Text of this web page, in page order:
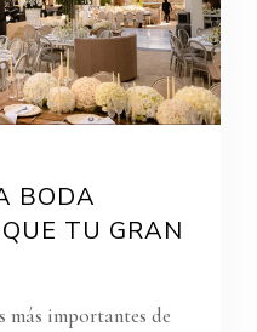
BODA
TU GRAN
más importantes de